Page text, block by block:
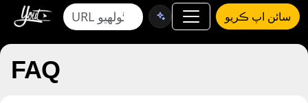
سائن اپ ڪريو
FAQ